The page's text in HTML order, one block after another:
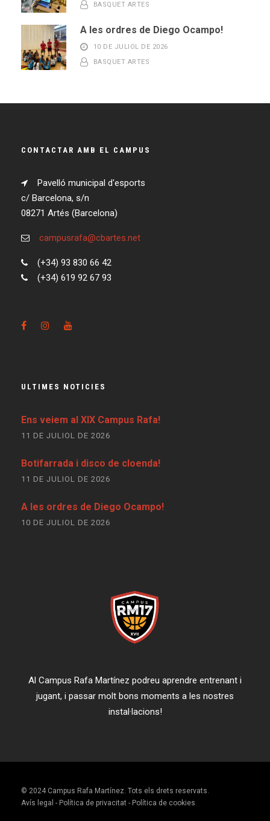
BASQUET ARTES
A les ordres de Diego Ocampo!
10 DE JULIOL DE 2026
BASQUET ARTES
CONTACTAR AMB EL CAMPUS
Pavelló municipal d'esports
c/ Barcelona, s/n
08271 Artés (Barcelona)
campusrafa@cbartes.net
(+34) 93 830 66 42
(+34) 619 92 67 93
ULTIMES NOTICIES
Ens veiem al XIX Campus Rafa!
11 DE JULIOL DE 2026
Botifarrada i disco de cloenda!
11 DE JULIOL DE 2026
A les ordres de Diego Ocampo!
10 DE JULIOL DE 2026
Al Campus Rafa Martínez podreu aprendre entrenant i
jugant, i passar molt bons moments a les nostres
instal·lacions!
© 2024 Campus Rafa Martínez. Tots els drets reservats.
Avís legal - Política de privacitat - Política de cookies